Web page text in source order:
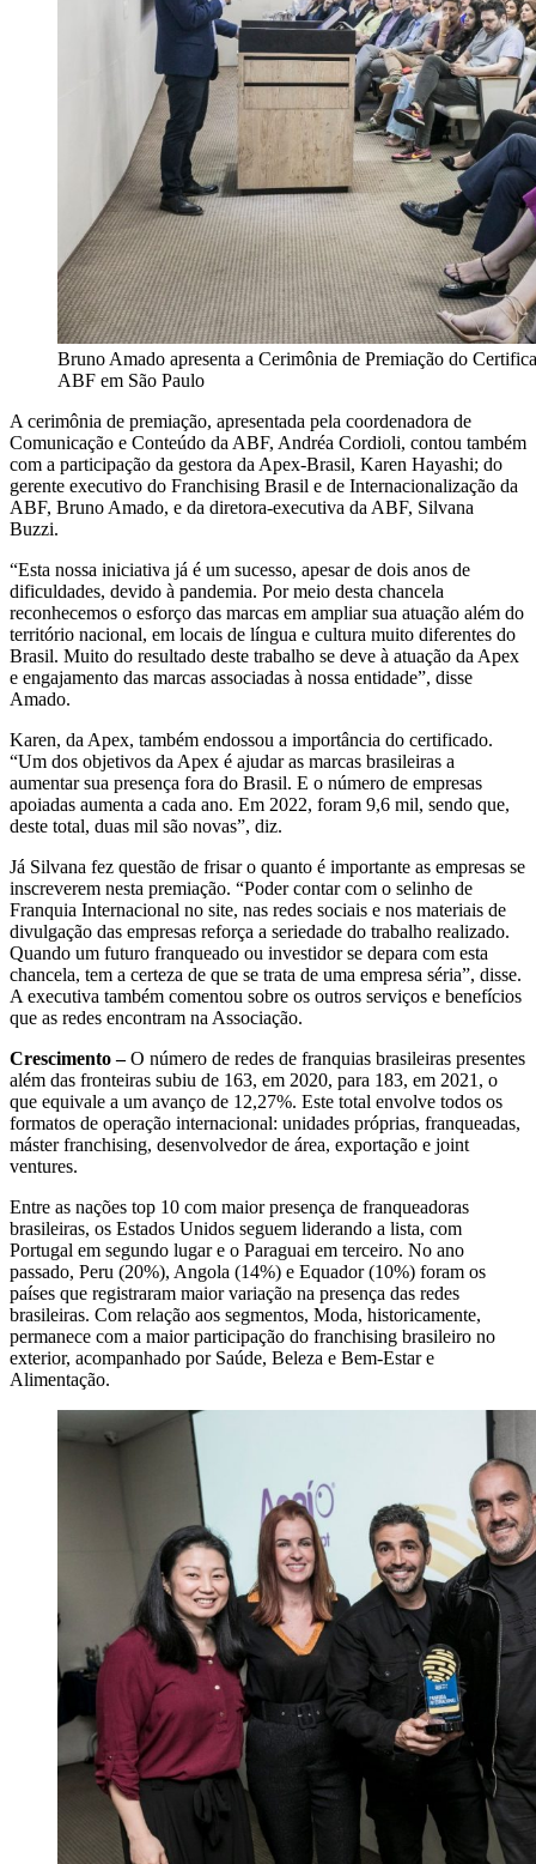
Bruno Amado apresenta a Cerimônia de Premiação do
ABF em São Paulo
A cerimônia de premiação, apresentada pela coordenadora de
Comunicação e Conteúdo da ABF, Andréa Cordioli, contou também
com a participação da gestora da Apex-Brasil, Karen Hayashi; do
gerente executivo do Franchising Brasil e de Internacionalização da
ABF, Bruno Amado, e da diretora-executiva da ABF, Silvana
Buzzi.
“Esta nossa iniciativa já é um sucesso, apesar de dois anos de
dificuldades, devido à pandemia. Por meio desta chancela
reconhecemos o esforço das marcas em ampliar sua atuação além do
território nacional, em locais de língua e cultura muito diferentes do
Brasil. Muito do resultado deste trabalho se deve à atuação da Apex
e engajamento das marcas associadas à nossa entidade”, disse
Amado.
Karen, da Apex, também endossou a importância do certificado.
“Um dos objetivos da Apex é ajudar as marcas brasileiras a
aumentar sua presença fora do Brasil. E o número de empresas
apoiadas aumenta a cada ano. Em 2022, foram 9,6 mil, sendo que,
deste total, duas mil são novas”, diz.
Já Silvana fez questão de frisar o quanto é importante as empresas se
inscreverem nesta premiação. “Poder contar com o selinho de
Franquia Internacional no site, nas redes sociais e nos materiais de
divulgação das empresas reforça a seriedade do trabalho realizado.
Quando um futuro franqueado ou investidor se depara com esta
chancela, tem a certeza de que se trata de uma empresa séria”, disse.
A executiva também comentou sobre os outros serviços e benefícios
que as redes encontram na Associação.
Crescimento –O número de redes de franquias brasileiras presentes
além das fronteiras subiu de 163, em 2020, para 183, em 2021, o
que equivale a um avanço de 12,27%. Este total envolve todos os
formatos de operação internacional: unidades próprias, franqueadas,
máster franchising, desenvolvedor de área, exportação e joint
ventures.
Entre as nações top 10 com maior presença de franqueadoras
brasileiras, os Estados Unidos seguem liderando a lista, com
Portugal em segundo lugar e o Paraguai em terceiro. No ano
passado, Peru (20%), Angola (14%) e Equador (10%) foram os
países que registraram maior variação na presença das redes
brasileiras. Com relação aos segmentos, Moda, historicamente,
permanece com a maior participação do franchising brasileiro no
exterior, acompanhado por Saúde, Beleza e Bem-Estar e
Alimentação.